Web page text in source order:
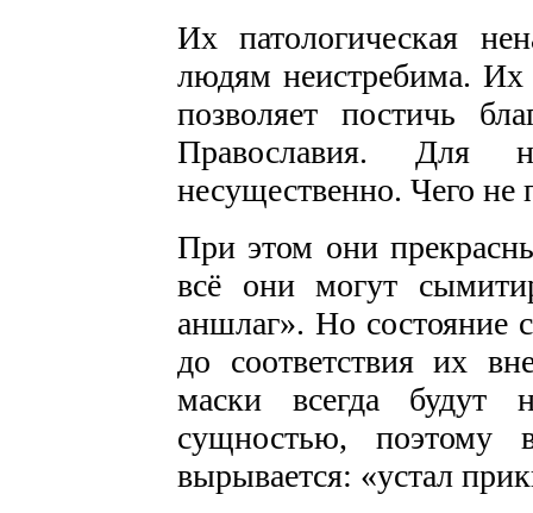
Их патологическая
людям неистребима. Их
позволяет постичь
Православия. Для
несущественно. Чего не
При этом они
всё они могут
аншлаг». Но состояние
до соответствия их
маски всегда будут
сущностью,
вырывается: «устал